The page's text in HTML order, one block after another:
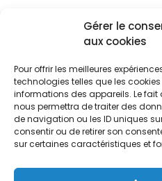
Gérer le
aux cookies
Pour offrir les meilleures
technologies telles que les
informations des appareils. Le
nous permettra de traiter des
de navigation ou les ID uniques
consentir ou de retirer son
sur certaines caractéristiques et
Nous
Tél. 450
Restez
Abonnez-vous aux